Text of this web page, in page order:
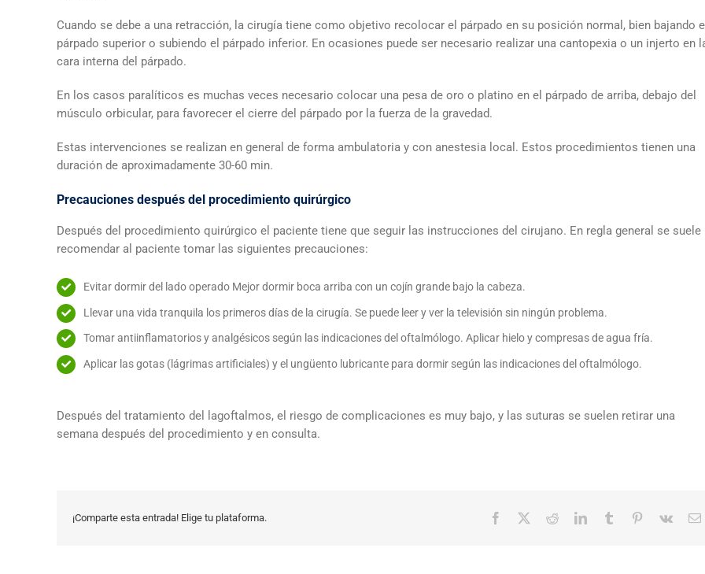
Cuando se debe a una retracción, la cirugía tiene como objetivo recolocar el párpado en su posición normal, bien bajando
párpado superior o subiendo el párpado inferior. En ocasiones puede ser necesario realizar una cantopexia o un injerto en
cara interna del párpado.
En los casos paralíticos es muchas veces necesario colocar una pesa de oro o platino en el párpado de arriba, debajo del
músculo orbicular, para favorecer el cierre del párpado por la fuerza de la gravedad.
Estas intervenciones se realizan en general de forma ambulatoria y con anestesia local. Estos procedimientos tienen una
duración de aproximadamente 30-60 min.
Precauciones después del procedimiento quirúrgico
Después del procedimiento quirúrgico el paciente tiene que seguir las instrucciones del cirujano. En regla general se suele
recomendar al paciente tomar las siguientes precauciones:
Evitar dormir del lado operado Mejor dormir boca arriba con un cojín grande bajo la cabeza.
Llevar una vida tranquila los primeros días de la cirugía. Se puede leer y ver la televisión sin ningún problema.
Tomar antiinflamatorios y analgésicos según las indicaciones del oftalmólogo. Aplicar hielo y compresas de agua fría.
Aplicar las gotas (lágrimas artificiales) y el ungüento lubricante para dormir según las indicaciones del oftalmólogo.
Después del tratamiento del lagoftalmos, el riesgo de complicaciones es muy bajo, y las suturas se suelen retirar una
semana después del procedimiento y en consulta.
¡Comparte esta entrada! Elige tu plataforma. Facebook RedditLinkedInTumblr Pinterest
Vk